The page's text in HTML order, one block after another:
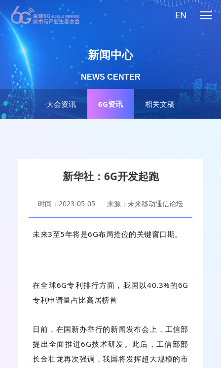
EN
大会资讯 6G资讯 相关文稿
新闻中心
NEWS CENTER
新华社：6G开发起跑
时间：2023-05-05 来源：未来移动通信论坛
未来3至5年将是6G布局抢位的关键窗口期。
在全球6G专利排行方面，我国以40.3%的6G
专利申请量占比高居榜首
日前，在国新办举行的新闻发布会上，工信部
提出全面推进6G技术研发。此后，工信部部
长金壮龙再次强调，我国将发挥超大规模的市